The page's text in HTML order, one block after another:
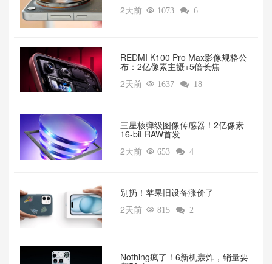
2天前  1073  6
REDMI K100 Pro Max影像规格公
布：2亿像素主摄+5倍长焦
2天前  1637  18
三星核弹级图像传感器！2亿像素
16-bit RAW首发
2天前  653  4
别扔！苹果旧设备涨价了‌
2天前  815  2
‌Nothing疯了！6新机轰炸，销量要